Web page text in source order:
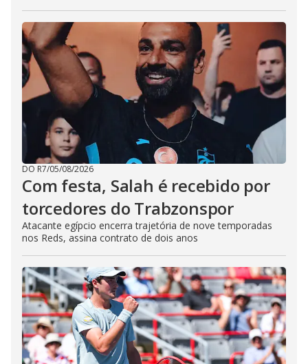
DO R7/05/08/2026
Com festa, Salah é recebido por
torcedores do Trabzonspor
Atacante egípcio encerra trajetória de nove temporadas
nos Reds, assina contrato de dois anos